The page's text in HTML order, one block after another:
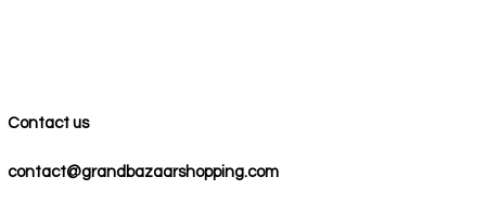
Contact us
contact@grandbazaarshopping.com